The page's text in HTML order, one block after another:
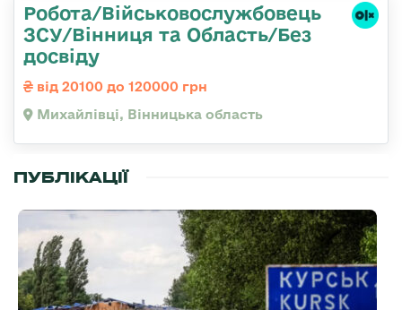
Робота/Військовослужбовець
ЗСУ/Вінниця та Область/Без
досвіду
від 20100 до 120000 грн
Михайлівці, Вінницька область
ПУБЛІКАЦІЇ